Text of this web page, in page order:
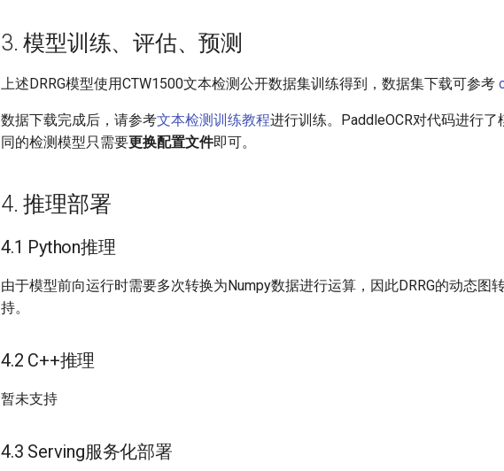
3. 模型训练、评估、预测
上述DRRG模型使用CTW1500文本检测公开数据集训练得到，数据集下载可参考
数据下载完成后，请参考文本检测训练教程进行训练。PaddleOCR对代码进行了
同的检测模型只需要更换配置文件即可。
4. 推理部署
4.1 Python推理
由于模型前向运行时需要多次转换为Numpy数据进行运算，因此DRRG的动态图
持。
4.2 C++推理
暂未支持
4.3 Serving服务化部署